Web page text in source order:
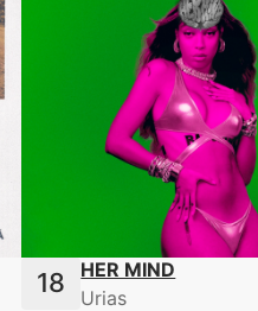
HER MIND
Urias